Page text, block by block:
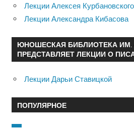
Лекции Алексея Курбановского
Лекции Александра Кибасова
ЮНОШЕСКАЯ БИБЛИОТЕКА ИМ.
ПРЕДСТАВЛЯЕТ ЛЕКЦИИ О
Лекции Дарьи Ставицкой
ПОПУЛЯРНОЕ